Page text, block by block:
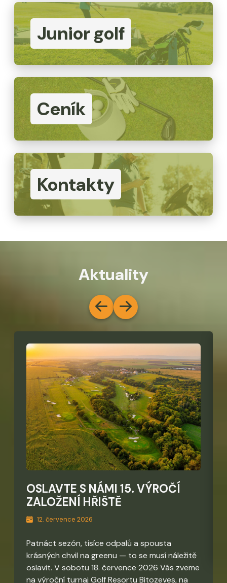
Junior golf
Ceník
Kontakty
Aktuality
OSLAVTE S NÁMI 15. VÝROČÍ
ZALOŽENÍ HŘIŠTĚ
12. července 2026
Patnáct sezón, tisíce odpalů a spousta
krásných chvil na greenu — to se musí náležitě
oslavit. V sobotu 18. července 2026 Vás zveme
na výroční turnaj Golf Resortu Bitozeves, na